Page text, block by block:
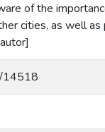
of the
cities, as well
14518